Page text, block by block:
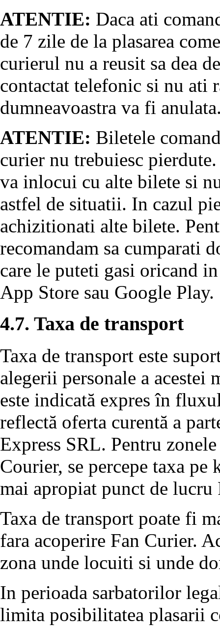
ATENTIE: Daca ati
de 7 zile de la plasarea
curierul nu a reusit sa dea
contactat telefonic si nu ati
dumneavoastra va fi
ATENTIE: Biletele
curier nu trebuiesc
va inlocui cu alte bilete si
astfel de situatii. In cazul
achizitionati alte bilete.
recomandam sa cumparati
care le puteti gasi oricand
App Store sau Google Play.
4.7. Taxa de transport
Taxa de transport este
alegerii personale a
este indicată expres în
reflectă oferta curentă a
Express SRL. Pentru
Courier, se percepe taxa
mai apropiat punct de
Taxa de transport poate fi
fara acoperire Fan Curier.
zona unde locuiti si unde
In perioada sarbatorilor
limita posibilitatea plasarii